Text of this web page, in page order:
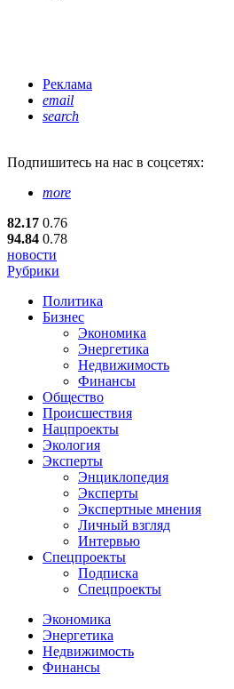
Реклама
email
search
Подпишитесь на нас в соцсетях:
more
82.17 0.76
94.84 0.78
новости
Рубрики
Политика
Бизнес
Экономика
Энергетика
Недвижимость
Финансы
Общество
Происшествия
Нацпроекты
Экология
Эксперты
Энциклопедия
Эксперты
Экспертные мнения
Личный взгляд
Интервью
Спецпроекты
Подписка
Спецпроекты
Экономика
Энергетика
Недвижимость
Финансы